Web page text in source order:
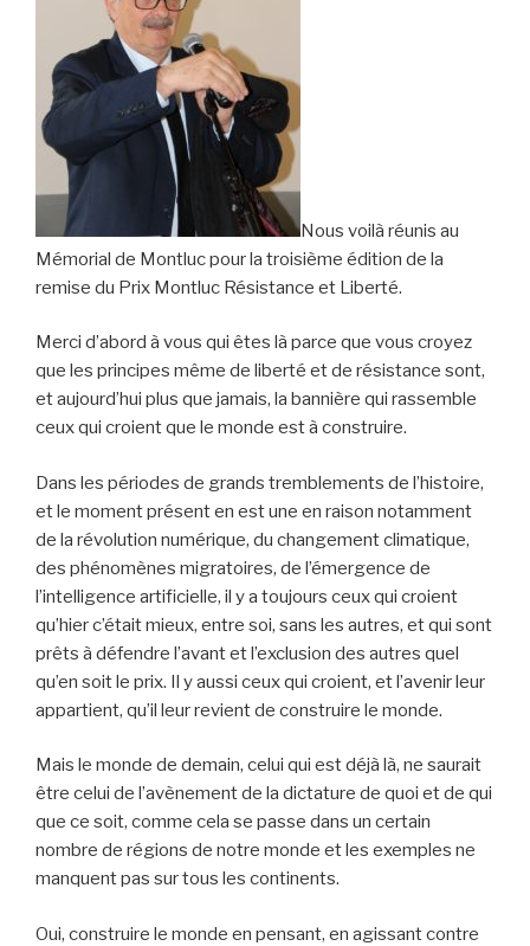
Nous voilà réunis au
Mémorial de Montluc pour la troisième édition de la
remise du Prix Montluc Résistance et Liberté.
Merci d’abord à vous qui êtes là parce que vous croyez
que les principes même de liberté et de résistance sont,
et aujourd’hui plus que jamais, la bannière qui rassemble
ceux qui croient que le monde est à construire.
Dans les périodes de grands tremblements de l’histoire,
et le moment présent en est une en raison notamment
de la révolution numérique, du changement climatique,
des phénomènes migratoires, de l’émergence de
l’intelligence artificielle, il y a toujours ceux qui croient
qu’hier c’était mieux, entre soi, sans les autres, et qui sont
prêts à défendre l’avant et l’exclusion des autres quel
qu’en soit le prix. Il y aussi ceux qui croient, et l’avenir leur
appartient, qu’il leur revient de construire le monde.
Mais le monde de demain, celui qui est déjà là, ne saurait
être celui de l’avènement de la dictature de quoi et de qui
que ce soit, comme cela se passe dans un certain
nombre de régions de notre monde et les exemples ne
manquent pas sur tous les continents.
Oui, construire le monde en pensant, en agissant contre